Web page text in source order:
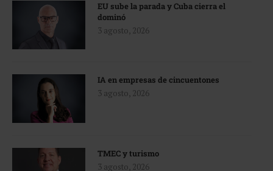
EU sube la parada y Cuba cierra el
dominó
3 agosto, 2026
IA en empresas de cincuentones
3 agosto, 2026
TMEC y turismo
3 agosto, 2026